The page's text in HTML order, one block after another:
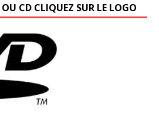
CD CLIQUEZ SUR LE LOGO